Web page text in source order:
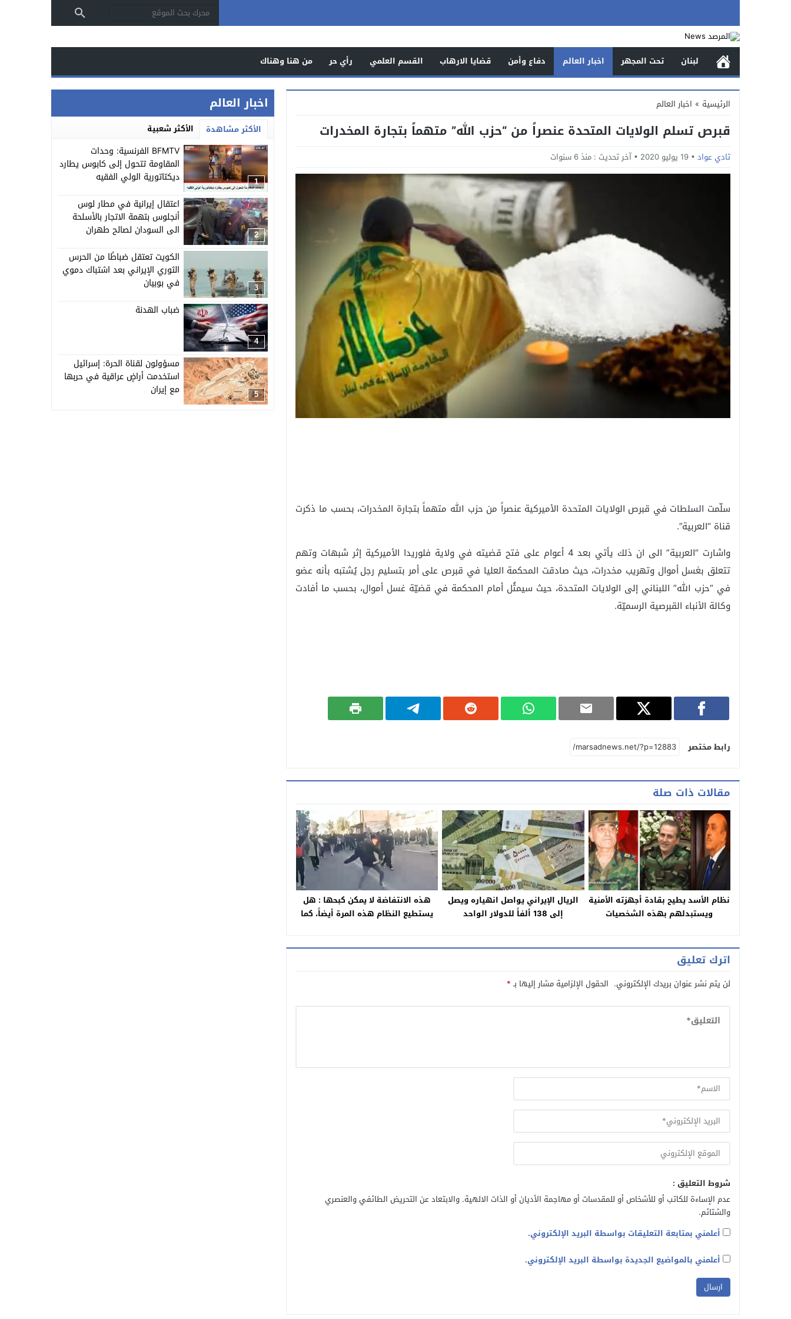
لبنان تحت المجهر اخبار العالم دفاع وأمن قضايا الارهاب القسم العلمي رأي حر من هنا وهناك
الرئيسية » اخبار العالم
قبرص تسلم الولايات المتحدة عنصراً من “حزب الله” متهماً بتجارة المخدرات
تادي عواد 19 يوليو 2020 آخر تحديث : منذ 6 سنوات
سلّمت السلطات في قبرص الولايات المتحدة الأميركية عنصراً من حزب الله متهماً بتجارة المخدرات، بحسب ما ذكرت
قناة “العربية”.
واشارت “العربية” الى ان ذلك يأتي بعد 4 أعوام على فتح قضيته في ولاية فلوريدا الأميركية إثر شبهات وتهم
تتعلق بغسل أموال وتهريب مخدرات، حيث صادقت المحكمة العليا في قبرص على أمر بتسليم رجل يُشتبه بأنه عضو
في “حزب الله” اللبناني إلى الولايات المتحدة، حيث سيمثُل أمام المحكمة في قضيّة غسل أموال، بحسب ما أفادت
وكالة الأنباء القبرصية الرسميّة.
رابط مختصر
مقالات ذات صلة
نظام الأسد يطيح بقادة أجهزته الأمنية
ويستبدلهم بهذه الشخصيات
الريال الإيراني يواصل انهياره ويصل
إلى 138 ألفاً للدولار الواحد
هذه الانتفاضة لا يمكن كبحها : هل
يستطيع النظام هذه المرة أيضاً، كما
اترك تعليق
لن يتم نشر عنوان بريدك الإلكتروني. الحقول الإلزامية مشار إليها بـ*
شروط التعليق :
عدم الإساءة للكاتب أو للأشخاص أو للمقدسات أو مهاجمة الأديان أو الذات الالهية. والابتعاد عن التحريض الطائفي والعنصري
والشتائم.
أعلمني بمتابعة التعليقات بواسطة البريد الإلكتروني.
أعلمني بالمواضيع الجديدة بواسطة البريد الإلكتروني.
اخبار العالم
الأكثر مشاهدة الأكثر شعبية
1
BFMTV الفرنسية: وحدات
المقاومة تتحول إلى كابوس يطارد
ديكتاتورية الولي الفقيه
2
اعتقال إيرانية في مطار لوس
أنجلوس بتهمة الاتجار بالأسلحة
الى السودان لصالح طهران
3
الكويت تعتقل ضباطًا من الحرس
الثوري الإيراني بعد اشتباك دموي
في بوبيان
4
ضباب الهدنة
5
مسؤولون لقناة الحرة: إسرائيل
استخدمت أراضٍ عراقية في حربها
مع إيران